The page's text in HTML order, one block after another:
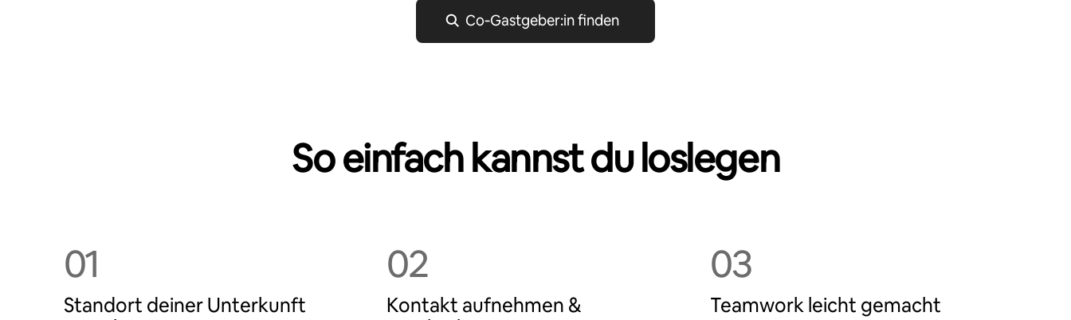
Co‑Gastgeber:in finden
So einfach kannst du loslegen
01
Standort deiner Unterkunft
02
Kontakt aufnehmen &
03
Teamwork leicht gemacht